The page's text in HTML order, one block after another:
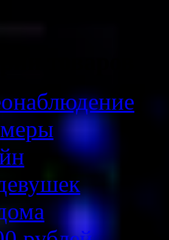
товаров